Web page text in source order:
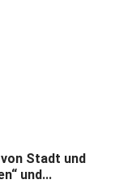
Stadt und
und...